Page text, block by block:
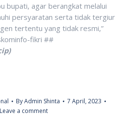
bupati, agar berangkat melalui
persyaratan serta tidak tergiur
tertentu yang tidak resmi,”
fikri ##
ByAdmin Shinta
7 April, 2023
Leave a comment